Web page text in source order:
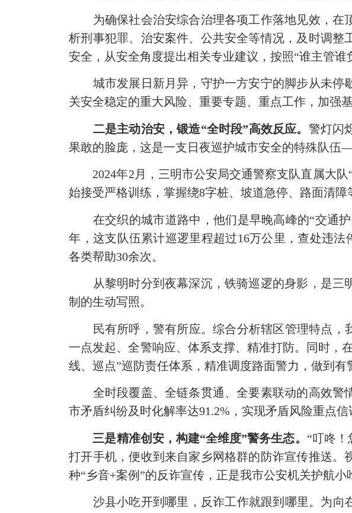
为确保社会治安综合治理各项工作落地见效，
析刑事犯罪、治安案件、公共安全等情况，及时调
安全，从安全角度提出相关专业建议，按照“谁主管谁
城市发展日新月异，守护一方安宁的脚步从未
关安全稳定的重大风险、重要专题、重点工作，加强
二是主动治安，锻造“全时段”高效反应。 警灯闪
果敢的脸庞，这是一支日夜巡护城市安全的特殊队伍
2024年2 月，三明市公安局交通警察支队直属大队
始接受严格训练，掌握绕8字桩、坡道急停、路面清
在交织的城市道路中，他们是早晚高峰的“交通
年，这支队伍累计巡逻里程超过16万公里，查处违
各类帮助30余次。
从黎明时分到夜幕深沉，铁骑巡逻的身影，是
制的生动写照。
民有所呼，警有所应。综合分析辖区管理特点
一点发起、全警响应、体系支撑、精准打防。同时，
线、巡点”巡防责任体系，精准调度路面警力，做到
全时段覆盖、全链条贯通、全要素联动的高效
市矛盾纠纷及时化解率达91.2%，实现矛盾风险重点信
三是精准创安，构建“全维度”警务生态。 “叮咚
打开手机，便收到来自家乡网格群的防诈宣传推送
种“乡音+案例”的反诈宣传，正是我市公安机关护航小
沙县小吃开到哪里，反诈工作就跟到哪里。为